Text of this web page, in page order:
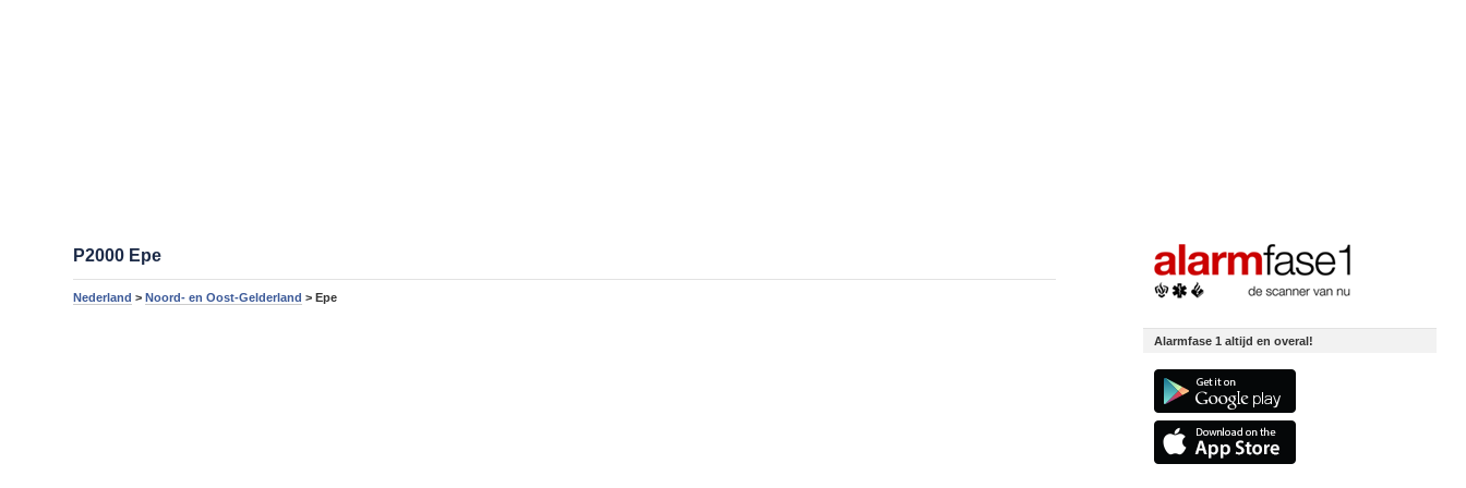
P2000 Epe
Nederland >Noord- en Oost-Gelderland > Epe
Alarmfase 1 altijd en overal!